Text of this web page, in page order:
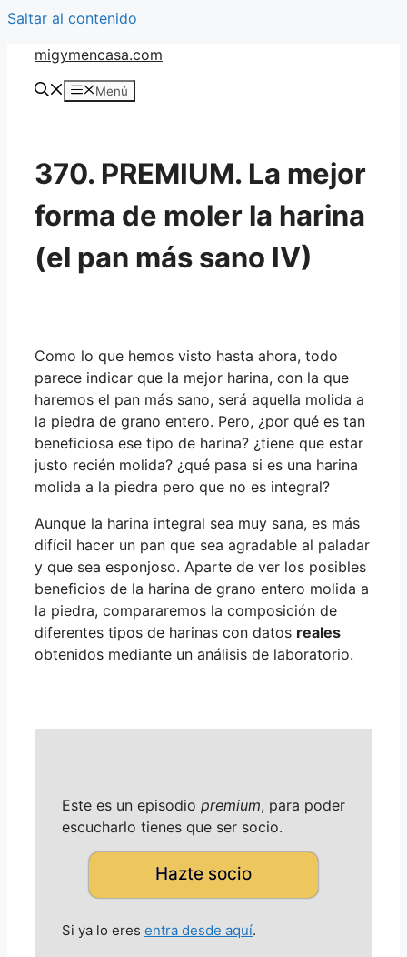
Saltar al contenido
migymencasa.com
Menú
370. PREMIUM. La mejor
forma de moler la harina
(el pan más sano IV)
Como lo que hemos visto hasta ahora, todo
parece indicar que la mejor harina, con la que
haremos el pan más sano, será aquella molida a
la piedra de grano entero. Pero, ¿por qué es tan
beneficiosa ese tipo de harina? ¿tiene que estar
justo recién molida? ¿qué pasa si es una harina
molida a la piedra pero que no es integral?
Aunque la harina integral sea muy sana, es más
difícil hacer un pan que sea agradable al paladar
y que sea esponjoso. Aparte de ver los posibles
beneficios de la harina de grano entero molida a
la piedra, compararemos la composición de
diferentes tipos de harinas con datos reales
obtenidos mediante un análisis de laboratorio.
Este es un episodio premium, para poder
escucharlo tienes que ser socio.
Hazte socio
Si ya lo eres entra desde aquí.